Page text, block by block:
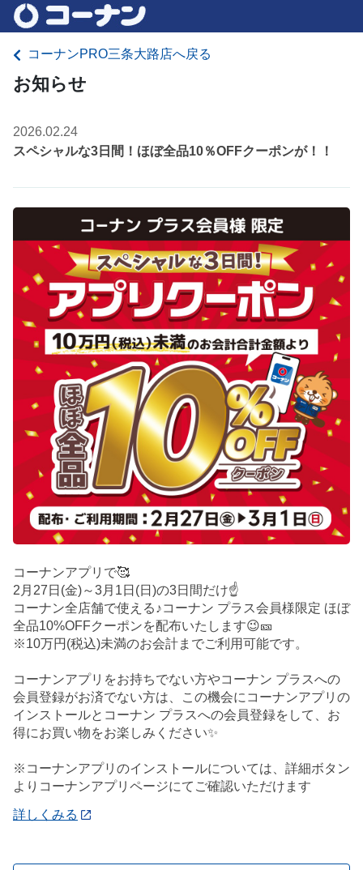
コーナンPRO三条大路店へ戻る
お知らせ
2026.02.24
スペシャルな3日間！ほぼ全品10％OFFクーポンが！！
コーナンアプリで🥰
2月27日(金)～3月1日(日)の3日間だけ☝️
コーナン全店舗で使える♪コーナン プラス会員様限定 ほぼ
全品10%OFFクーポンを配布いたします😉🎫
※10万円(税込)未満のお会計までご利用可能です。
コーナンアプリをお持ちでない方やコーナン プラスへの
会員登録がお済でない方は、この機会にコーナンアプリの
インストールとコーナン プラスへの会員登録をして、お
得にお買い物をお楽しみください✨
※コーナンアプリのインストールについては、詳細ボタン
よりコーナンアプリページにてご確認いただけます
詳しくみる